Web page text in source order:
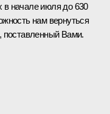
в начале июля до 630
нам вернуться
поставленный Вами.